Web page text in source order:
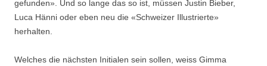
gefunden». Und so lange das so ist, müssen Justin Bieber,
Luca Hänni oder eben neu die «Schweizer Illustrierte»
herhalten.
Welches die nächsten Initialen sein sollen, weiss Gimma